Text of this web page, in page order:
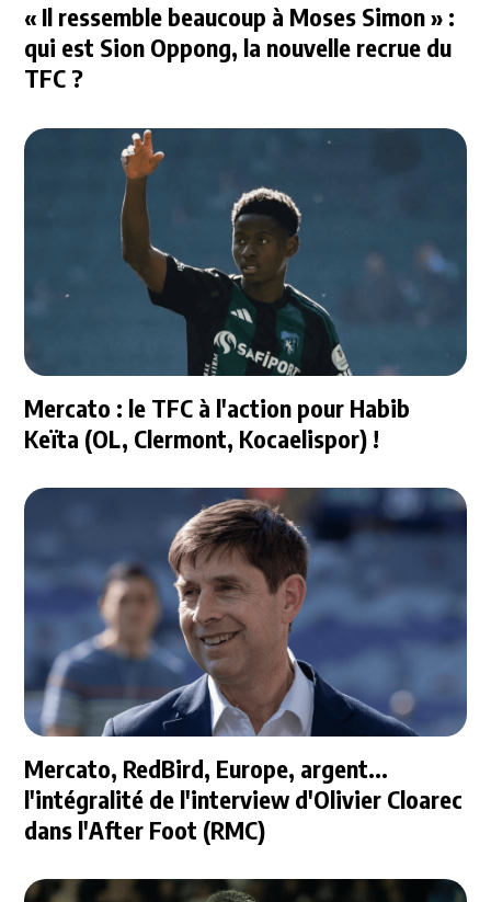
« Il ressemble beaucoup à Moses Simon » :
qui est Sion Oppong, la nouvelle recrue du
TFC ?
Mercato : le TFC à l'action pour Habib
Keïta (OL, Clermont, Kocaelispor) !
Mercato, RedBird, Europe, argent...
l'intégralité de l'interview d'Olivier Cloarec
dans l'After Foot (RMC)